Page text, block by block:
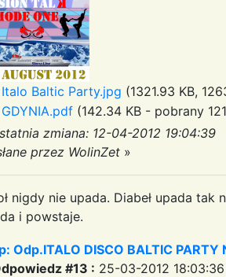
Italo Baltic Party.jpg (1321.93 KB,
GDYNIA.pdf (142.34 KB - pobrany
zmiana: 12-04-2012 19:04:39
przez WolinZet »
nigdy nie upada. Diabeł upada
i powstaje.
Odp.ITALO DISCO BALTIC PARTY
#13 : 25-03-2012